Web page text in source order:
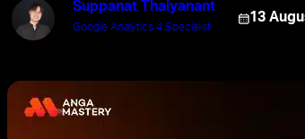
Suppanat Thaiyanant
Google Analytics 4 Specialist
13